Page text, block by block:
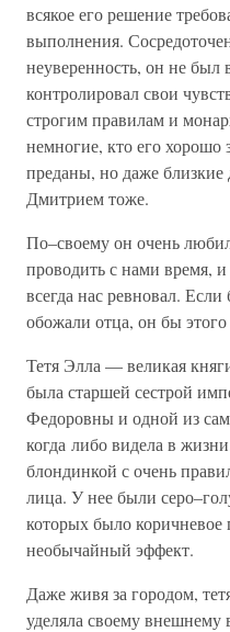
всякое его решение
выполнения.
неуверенность, он не был
контролировал свои
строгим правилам и
немногие, кто его хорошо
преданы, но даже близкие
Дмитрием тоже.
По–своему он очень
проводить с нами время,
всегда нас ревновал.
обожали отца, он бы этого
Тетя Элла — великая
была старшей сестрой
Федоровны и одной из
когда либо видела в
блондинкой с очень
лица. У нее были
которых было
необычайный эффект.
Даже живя за городом,
уделяла своему внешнему